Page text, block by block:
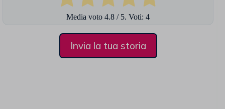
Media voto4.8 / 5. Voti:4
Invia la tua storia